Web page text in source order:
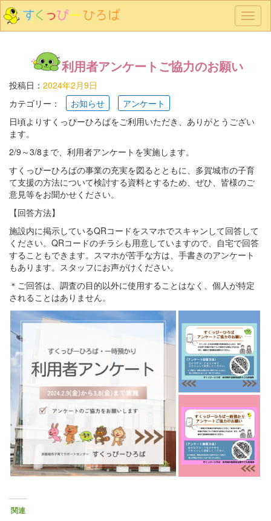
メ
ニ
利用者アンケートご協力のお願い
投稿日： 2024年2月9日
カテゴリー：
お知らせ
アンケート
日頃よりすくっぴーひろばをご利用いただき、ありがとうござい
ます。
2/9～3/8まで、利用者アンケートを実施します。
すくっぴーひろばの事業の充実を図るとともに、多賀城市の子育
て支援の方法について検討する資料とするため、ぜひ、皆様のご
意見等をお聞かせください。
【回答方法】
施設内に掲示しているQRコードをスマホでスキャンして回答して
ください。QRコードのチラシも用意していますので、自宅で回答
することもできます。スマホが苦手な方は、手書きのアンケート
もあります。スタッフにお声がけください。
＊ご回答は、調査の目的以外に使用することはなく、個人が特定
されることはありません。
関連